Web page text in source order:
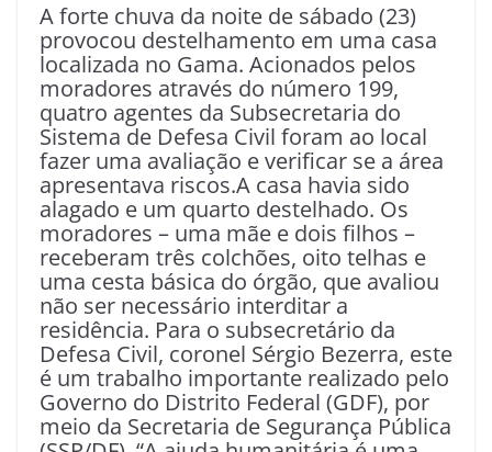
A forte chuva da noite de sábado (23)
provocou destelhamento em uma casa
localizada no Gama. Acionados pelos
moradores através do número 199,
quatro agentes da Subsecretaria do
Sistema de Defesa Civil foram ao local
fazer uma avaliação e verificar se a área
apresentava riscos.A casa havia sido
alagado e um quarto destelhado. Os
moradores – uma mãe e dois filhos –
receberam três colchões, oito telhas e
uma cesta básica do órgão, que avaliou
não ser necessário interditar a
residência. Para o subsecretário da
Defesa Civil, coronel Sérgio Bezerra, este
é um trabalho importante realizado pelo
Governo do Distrito Federal (GDF), por
meio da Secretaria de Segurança Pública